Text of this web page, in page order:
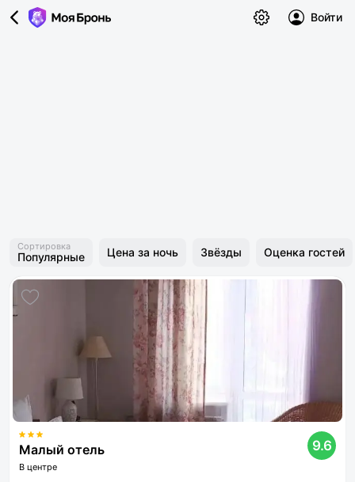
Войти
Сортировка
Популярные Цена за ночь Звёзды Оценка гостей
Малый отель
В центре
9.6